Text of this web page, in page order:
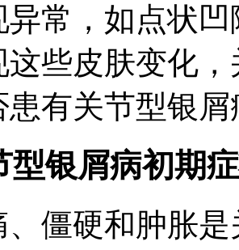
异常，如点状
这些皮肤变化
患有关节型银屑
型银屑病初期
、僵硬和肿胀